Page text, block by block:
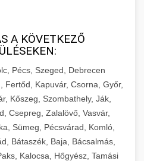
A KÖVETKEZŐ
Pécs, Szeged, Debrecen
Fertőd, Kapuvár, Csorna, Győr,
Kőszeg, Szombathely, Ják,
Csepreg, Zalalövő, Vasvár,
Sümeg, Pécsvárad, Komló,
Bátaszék, Baja, Bácsalmás,
Kalocsa, Hőgyész, Tamási